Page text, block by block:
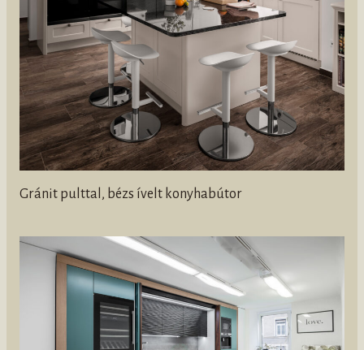
Gránit pulttal, bézs ívelt konyhabútor